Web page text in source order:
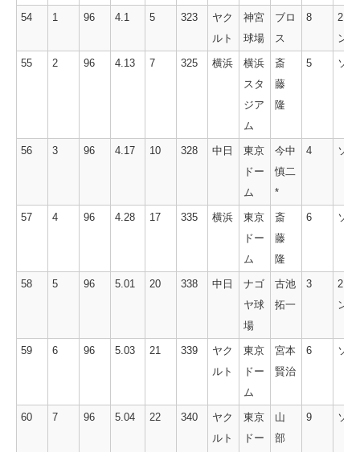
54 1 96 4.1 5 323
ヤク
ルト
神宮
球場
ブロ
ス
8
2ラ
ン
55 2 96 4.13 7 325 横浜
横浜
スタ
ジア
ム
斎
藤
隆
5 ソロ
56 3 96 4.17 10 328 中日
東京
ドー
ム
今中
慎二
*
4 ソロ
57 4 96 4.28 17 335 横浜
東京
ドー
ム
斎
藤
隆
6 ソロ
58 5 96 5.01 20 338 中日
ナゴ
ヤ球
場
古池
拓一
3
2ラ
ン
59 6 96 5.03 21 339
ヤク
ルト
東京
ドー
ム
宮本
賢治
6 ソロ
60 7 96 5.04 22 340
ヤク
ルト
東京
ドー
山
部
9 ソロ